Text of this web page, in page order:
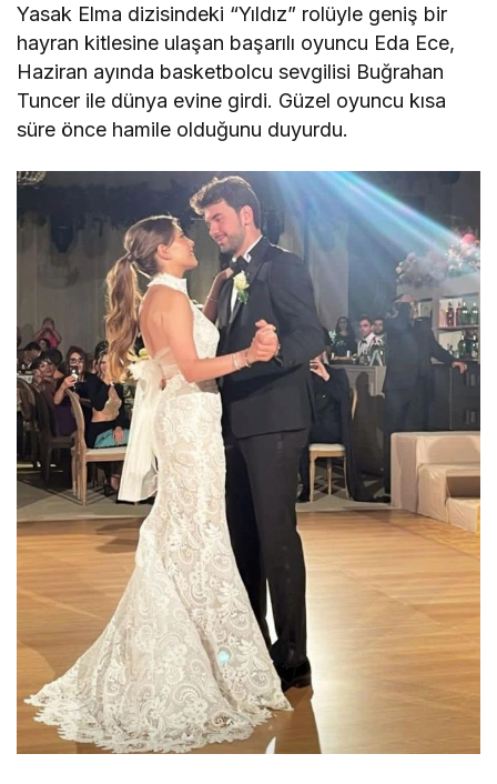
Yasak Elma dizisindeki “Yıldız” rolüyle geniş bir
hayran kitlesine ulaşan başarılı oyuncu Eda Ece,
Haziran ayında basketbolcu sevgilisi Buğrahan
Tuncer ile dünya evine girdi. Güzel oyuncu kısa
süre önce hamile olduğunu duyurdu.